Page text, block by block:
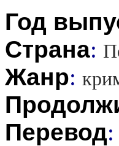
Год
Страна:
Жанр:
Перевод: